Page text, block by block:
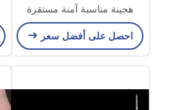
هجينة مناسبة آمنة مستقرة
قابلة للتعديل
احصل على أفضل سعر